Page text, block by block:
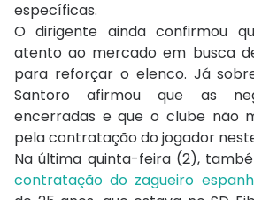
específicas.
O dirigente ainda confirmou
atento ao mercado em busca
para reforçar o elenco. Já
Santoro afirmou que as
encerradas e que o clube não
pela contratação do jogador
Na última quinta-feira (2),
contratação do zagueiro